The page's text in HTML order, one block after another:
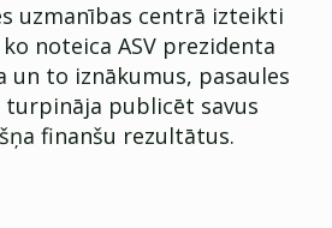
uzmanības centrā izteikti
noteica ASV prezidenta
un to iznākumus, pasaules
turpināja publicēt savus
finanšu rezultātus.